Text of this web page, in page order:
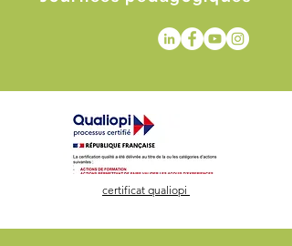
certificat qualiopi